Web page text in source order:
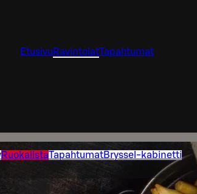
Etusivu RavintolatTapahtumat
RuokalistaTapahtumatBryssel-kabinetti